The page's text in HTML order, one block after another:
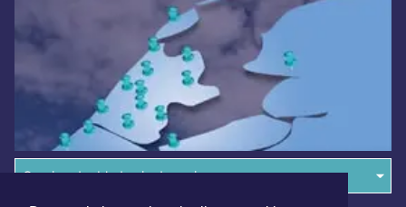
Overige dagbladen in de regio